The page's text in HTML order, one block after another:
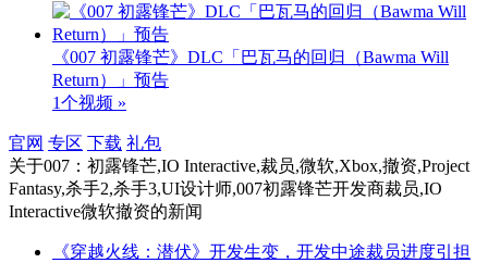
《007 初露锋芒》DLC「巴瓦马的回归（Bawma Will
Return）」预告
1个视频 »
官网 专区 下载 礼包
关于007：初露锋芒,IO Interactive,裁员,微软,Xbox,撤资,Project
Fantasy,杀手2,杀手3,UI设计师,007初露锋芒开发商裁员,IO
Interactive微软撤资的新闻
《穿越火线：潜伏》开发生变，开发中途裁员进度引担